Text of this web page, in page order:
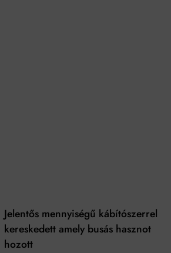
Jelentős mennyiségű kábítószerrel
kereskedett amely busás hasznot
hozott